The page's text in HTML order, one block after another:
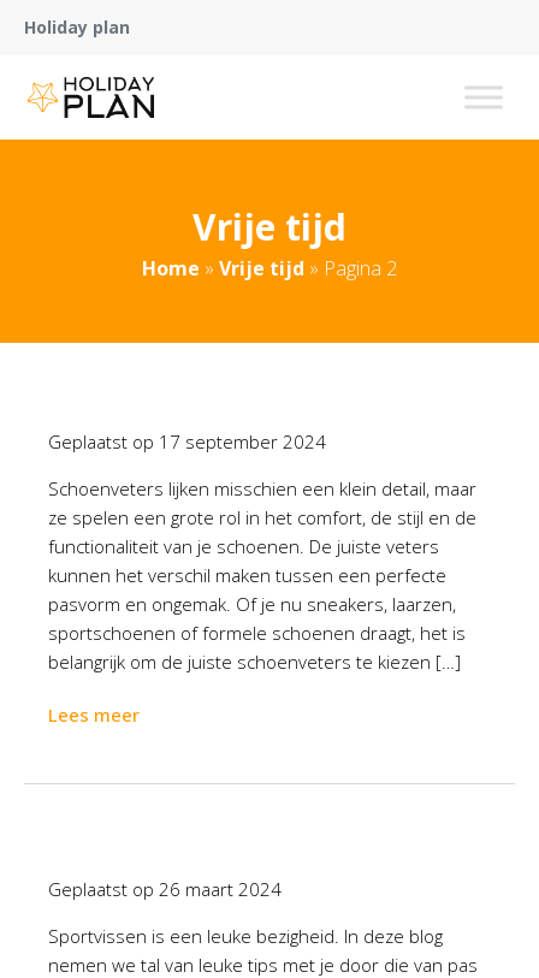
Holiday plan
Vrije tijd
Home » Vrije tijd » Pagina 2
Geplaatst op 17 september 2024
Schoenveters lijken misschien een klein detail, maar
ze spelen een grote rol in het comfort, de stijl en de
functionaliteit van je schoenen. De juiste veters
kunnen het verschil maken tussen een perfecte
pasvorm en ongemak. Of je nu sneakers, laarzen,
sportschoenen of formele schoenen draagt, het is
belangrijk om de juiste schoenveters te kiezen […]
Lees meer
Geplaatst op 26 maart 2024
Sportvissen is een leuke bezigheid. In deze blog
nemen we tal van leuke tips met je door die van pas